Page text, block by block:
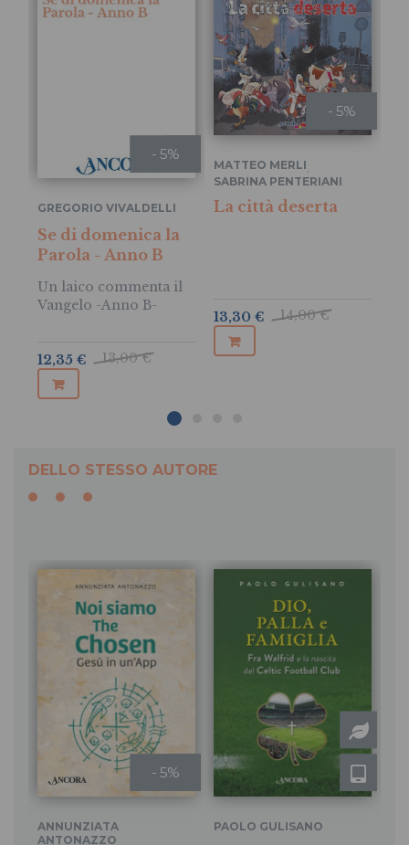
- 5%
GREGORIO VIVALDELLI
Se di domenica la
Parola - Anno B
Un laico commenta il
Vangelo -Anno B-
13,00 €
12,35 €
- 5%
MATTEO MERLI,
SABRINA PENTERIANI
La città deserta
14,00 €
13,30 €
DELLO STESSO AUTORE
- 5%
ANNUNZIATA
ANTONAZZO
PAOLO GULISANO